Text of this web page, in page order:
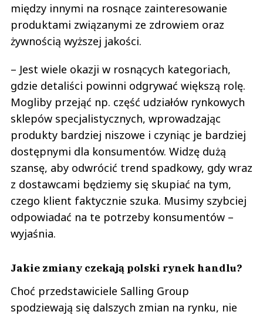
między innymi na rosnące zainteresowanie
produktami związanymi ze zdrowiem oraz
żywnością wyższej jakości.
– Jest wiele okazji w rosnących kategoriach,
gdzie detaliści powinni odgrywać większą rolę.
Mogliby przejąć np. część udziałów rynkowych
sklepów specjalistycznych, wprowadzając
produkty bardziej niszowe i czyniąc je bardziej
dostępnymi dla konsumentów. Widzę dużą
szansę, aby odwrócić trend spadkowy, gdy wraz
z dostawcami będziemy się skupiać na tym,
czego klient faktycznie szuka. Musimy szybciej
odpowiadać na te potrzeby konsumentów –
wyjaśnia.
Jakie zmiany czekają polski rynek handlu?
Choć przedstawiciele Salling Group
spodziewają się dalszych zmian na rynku, nie